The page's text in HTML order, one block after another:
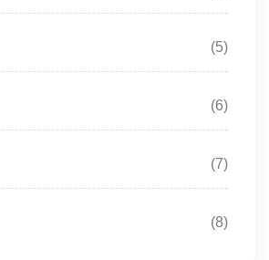
(5)
(6)
(7)
(8)